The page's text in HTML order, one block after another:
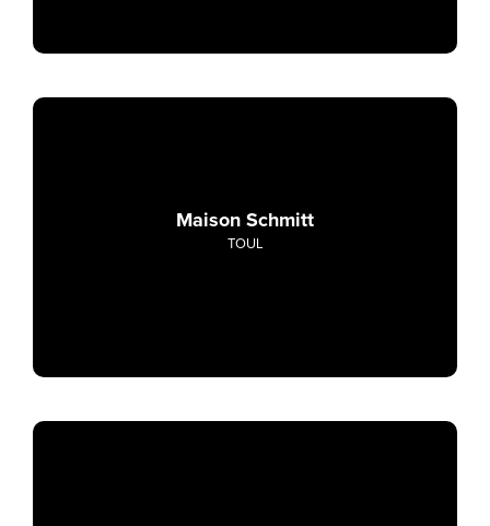
Maison Schmitt
TOUL